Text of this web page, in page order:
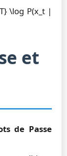
\log P(x_t |
et
de Passe